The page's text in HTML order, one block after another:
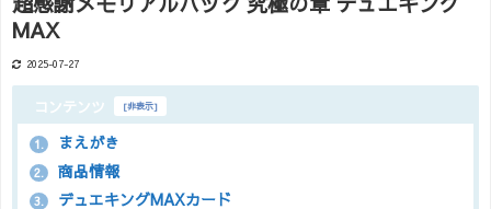
超感謝メモリアルパック 究極の章 デュエキング
MAX
2025-07-27
コンテンツ [非表示]
1. まえがき
2. 商品情報
3. デュエキングMAXカード